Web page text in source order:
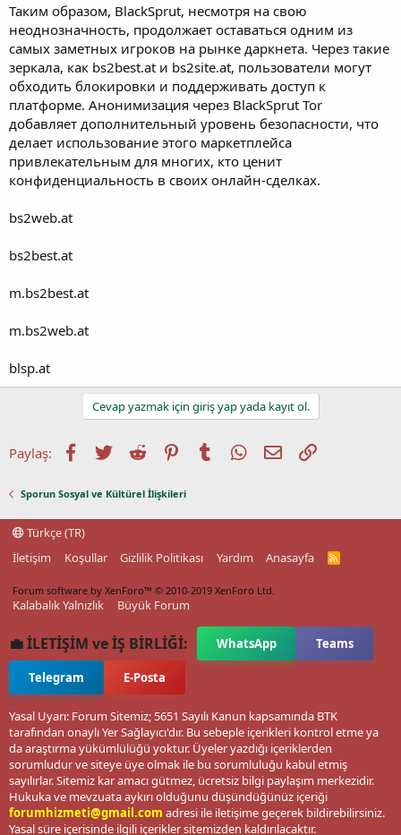
Таким образом, BlackSprut, несмотря на свою
неоднозначность, продолжает оставаться одним из
самых заметных игроков на рынке даркнета. Через такие
зеркала, как bs2best.at и bs2site.at, пользователи могут
обходить блокировки и поддерживать доступ к
платформе. Анонимизация через BlackSprut Tor
добавляет дополнительный уровень безопасности, что
делает использование этого маркетплейса
привлекательным для многих, кто ценит
конфиденциальность в своих онлайн-сделках.
bs2web.at
bs2best.at
m.bs2best.at
m.bs2web.at
blsp.at
Cevap yazmak için giriş yap yada kayıt ol.
Paylaş: Facebook
TwitterReddit PinterestTumblrWhatsApp
E-postaLink
Sporun Sosyal ve Kültürel İlişkileri
Türkçe (TR)
İletişim
Koşullar Gizlilik Politikası Yardım Anasayfa
R
Forum software by XenForo™ © 2010-2019 XenForo Ltd.
Kalabalık Yalnızlık Büyük Forum
💼 İLETİŞİM ve İŞ BİRLİĞİ: WhatsApp Teams
Telegram E-Posta
Yasal Uyarı: Forum Sitemiz; 5651 Sayılı Kanun kapsamında BTK
tarafından onaylı Yer Sağlayıcı'dır. Bu sebeple içerikleri kontrol etme ya
da araştırma yükümlülüğü yoktur. Üyeler yazdığı içeriklerden
sorumludur ve siteye üye olmak ile bu sorumluluğu kabul etmiş
sayılırlar. Sitemiz kar amacı gütmez, ücretsiz bilgi paylaşım merkezidir.
Hukuka ve mevzuata aykırı olduğunu düşündüğünüz içeriği
forumhizmeti@gmail.com adresi ile iletişime geçerek bildirebilirsiniz.
Yasal süre içerisinde ilgili içerikler sitemizden kaldırılacaktır.